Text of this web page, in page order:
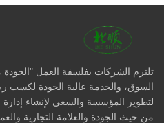
تلتزم الشركات بفلسفة العمل
السوق، والخدمة عالية الجودة لكسب
لتطوير المؤسسة والسعي لإنشاء إدارة
من حيث الجودة والعلامة التجارية